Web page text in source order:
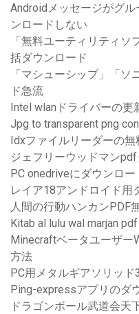
Androidメッセージがグ
ンロードしない
「無料ユーティリティ
括ダウンロード
「マシューシップ」「
ド急流
Intel wlanドライバーの
Jpg to transparent png
Idxファイルリーダーの
ジェフリーウッドマン
PC onedriveにダウンロー
レイア18アンドロイド用
人間の行動ハンカンPDF
Kitab al lulu wal marjan
Minecraftベータユーザー
方法
PC用メタルギアソリッ
Ping-expressアプリのダ
ドラゴンボール武道会天